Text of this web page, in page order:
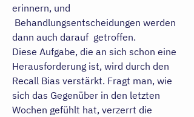
erinnern, und
Behandlungsentscheidungen werden
dann auch darauf getroffen.
Diese Aufgabe, die an sich schon eine
Herausforderung ist, wird durch den
Recall Bias verstärkt. Fragt man, wie
sich das Gegenüber in den letzten
Wochen gefühlt hat, verzerrt die